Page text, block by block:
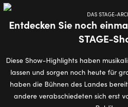
DAS STAGE-
Entdecken Sie noch
STAGE-
Diese Show-Highlights haben
lassen und sorgen noch heute für
haben die Bühnen des Landes
andere verabschiedeten sich erst